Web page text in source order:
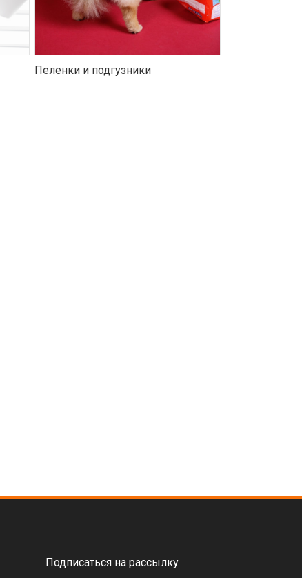
Пеленки и подгузники
Подписаться на рассылку